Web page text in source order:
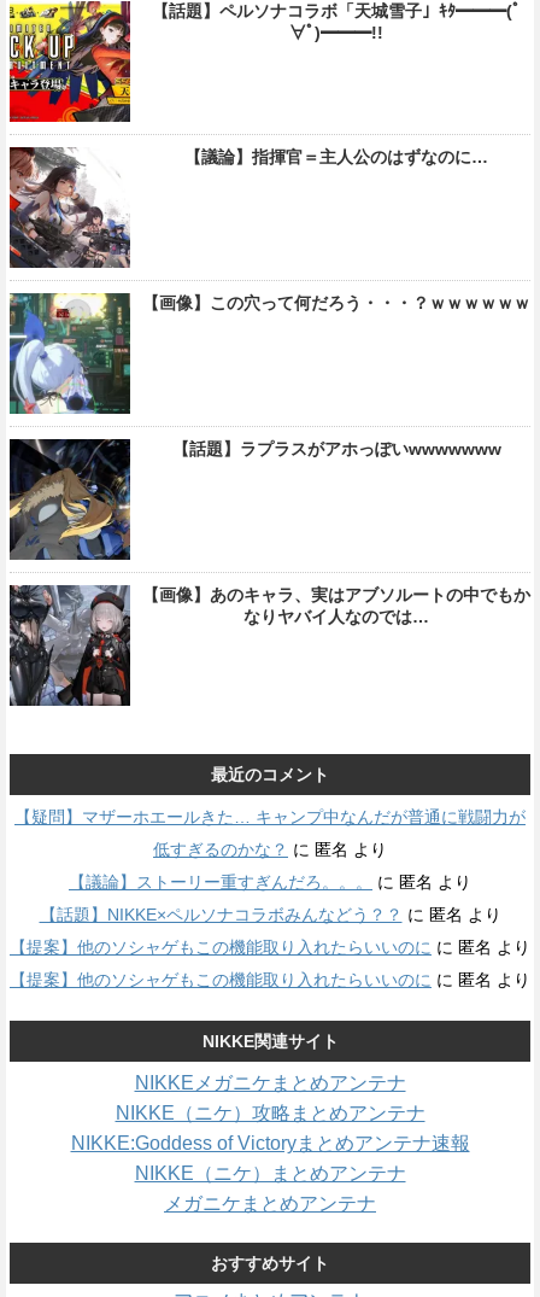
【話題】ペルソナコラボ「天城雪子」ｷﾀ━━━(ﾟ
∀ﾟ)━━━!!
【議論】指揮官＝主人公のはずなのに…
【画像】この穴って何だろう・・・？ｗｗｗｗｗｗ
【話題】ラプラスがアホっぽいwwwwwww
【画像】あのキャラ、実はアブソルートの中でもか
なりヤバイ人なのでは…
最近のコメント
【疑問】マザーホエールきた… キャンプ中なんだが普通に戦闘力が
低すぎるのかな？ に 匿名 より
【議論】ストーリー重すぎんだろ。。。
に 匿名 より
【話題】NIKKE×ペルソナコラボみんなどう？？ に 匿名 より
【提案】他のソシャゲもこの機能取り入れたらいいのに に 匿名 より
【提案】他のソシャゲもこの機能取り入れたらいいのに に 匿名 より
NIKKE関連サイト
NIKKEメガニケまとめアンテナ
NIKKE（ニケ）攻略まとめアンテナ
NIKKE:Goddess of Victoryまとめアンテナ速報
NIKKE（ニケ）まとめアンテナ
メガニケまとめアンテナ
おすすめサイト